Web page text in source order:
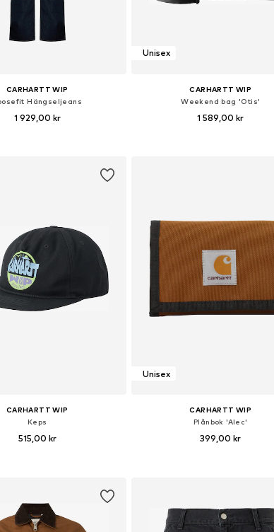
CARHARTT WIP
Hängseljeans
1 929,00 kr
Unisex
CARHARTT WIP
Weekend bag 'Otis'
1 589,00 kr
CARHARTT WIP
Keps
515,00 kr
Unisex
CARHARTT WIP
Plånbok 'Alec'
399,00 kr